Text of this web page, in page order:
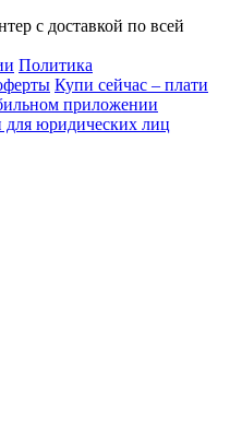
с доставкой по всей
Политика
Купи сейчас – плати
приложении
для юридических лиц